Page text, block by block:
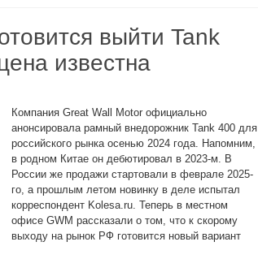
выйти Tank
известна
Компания Great Wall Motor официально
анонсировала рамный внедорожник Tank 400 для
российского рынка осенью 2024 года. Напомним,
в родном Китае он дебютировал в 2023-м. В
России же продажи стартовали в феврале 2025-
го, а прошлым летом новинку в деле испытал
корреспондент Kolesa.ru. Теперь в местном
офисе GWM рассказали о том, что к скорому
выходу на рынок РФ готовится новый вариант